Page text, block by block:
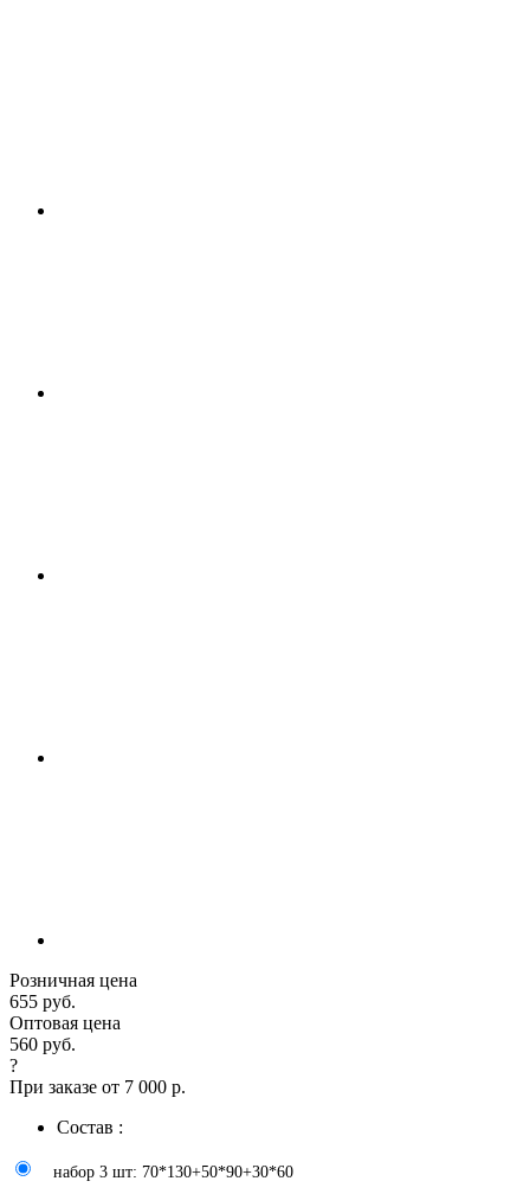
Розничная цена
655 руб.
Оптовая цена
560 руб.
?
При заказе от 7 000 р.
Состав :
набор 3 шт: 70*130+50*90+30*60